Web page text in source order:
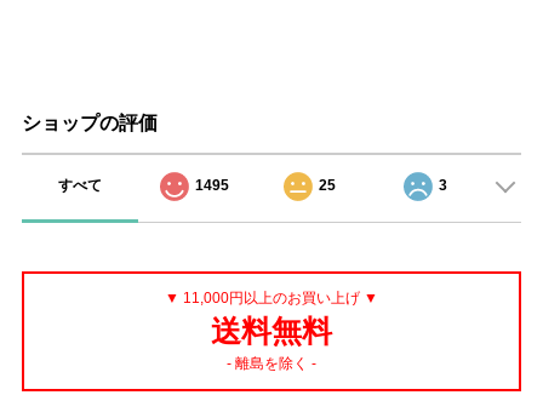
ショップの評価
すべて 1495 25 3
▼ 11,000円以上のお買い上げ ▼
送料無料
- 離島を除く -